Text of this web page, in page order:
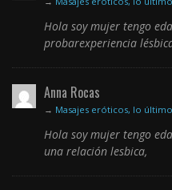
Hola soy mujer tengo
probarexperiencia
Anna Rocas
→ Masajes eróticos, lo
Hola soy mujer tengo
una relación lesbica,